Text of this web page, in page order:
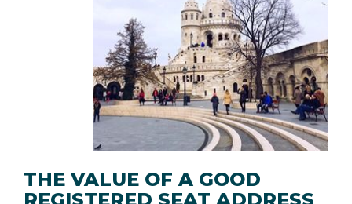
THE VALUE OF A GOOD